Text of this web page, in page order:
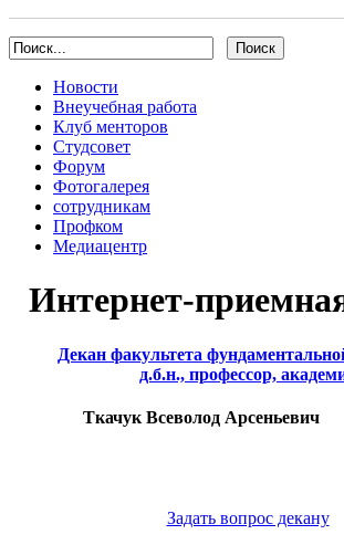
Новости
Внеучебная работа
Клуб менторов
Студсовет
Форум
Фотогалерея
сотрудникам
Профком
Медиацентр
Интернет-
Декан факультета
д.б.н., профессор,
Ткачук Всеволод Арсеньевич
Задать вопрос декану